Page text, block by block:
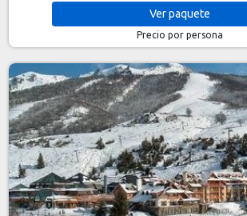
Verpaquete
Precio por persona